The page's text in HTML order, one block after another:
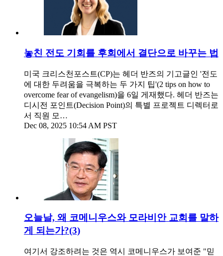
놓친 전도 기회를 후회에서 결단으로 바꾸는 법
미국 크리스천포스트(CP)는 헤더 반즈의 기고글인 '전도
에 대한 두려움을 극복하는 두 가지 팁'(2 tips on how to
overcome fear of evangelism)을 6일 게재했다. 헤더 반즈는
디시전 포인트(Decision Point)의 특별 프로젝트 디렉터로
서 직원 모…
Dec 08, 2025 10:54 AM PST
오늘날, 왜 코메니우스와 모라비안 교회를 말하
게 되는가?(3)
여기서 강조하려는 것은 역시 코메니우스가 보여준 "믿